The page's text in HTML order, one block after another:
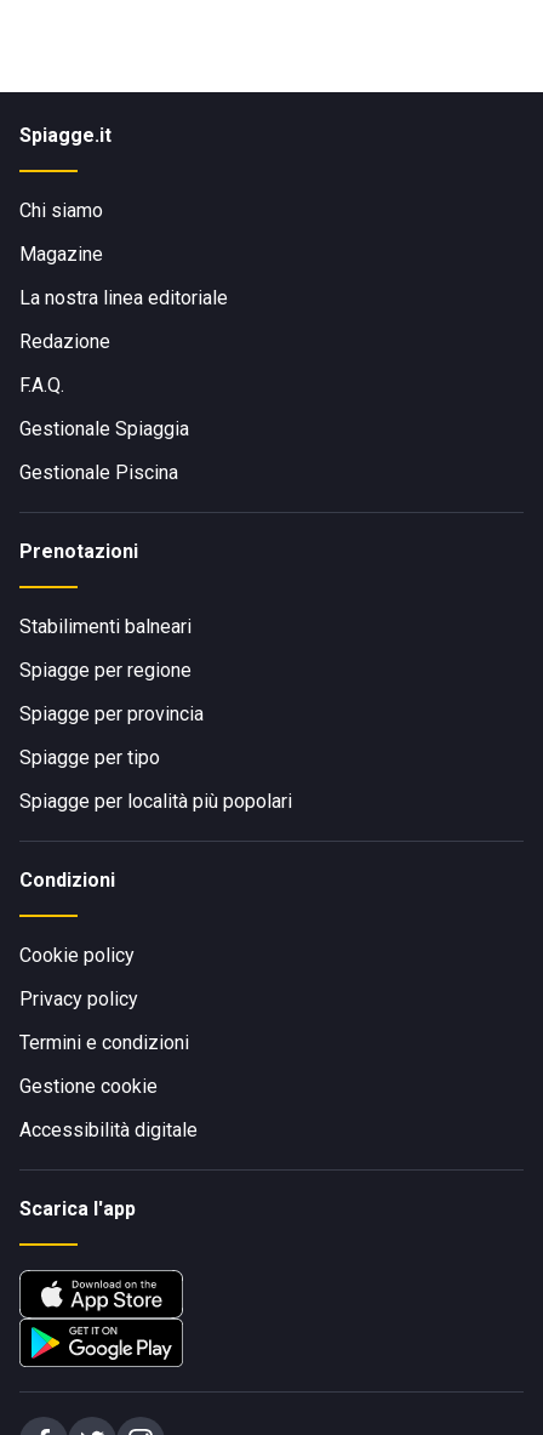
Spiagge.it
Chi siamo
Magazine
La nostra linea editoriale
Redazione
F.A.Q.
Gestionale Spiaggia
Gestionale Piscina
Prenotazioni
Stabilimenti balneari
Spiagge per regione
Spiagge per provincia
Spiagge per tipo
Spiagge per località più popolari
Condizioni
Cookie policy
Privacy policy
Termini e condizioni
Gestione cookie
Accessibilità digitale
Scarica l'app